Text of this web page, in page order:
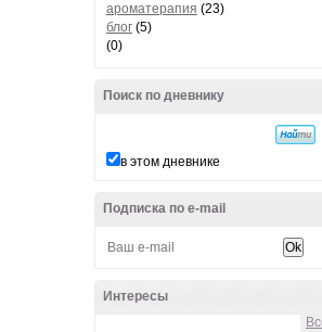
ароматерапия (23)
блог (5)
(0)
Поиск по дневнику
в этом дневнике
Подписка по e-mail
Интересы